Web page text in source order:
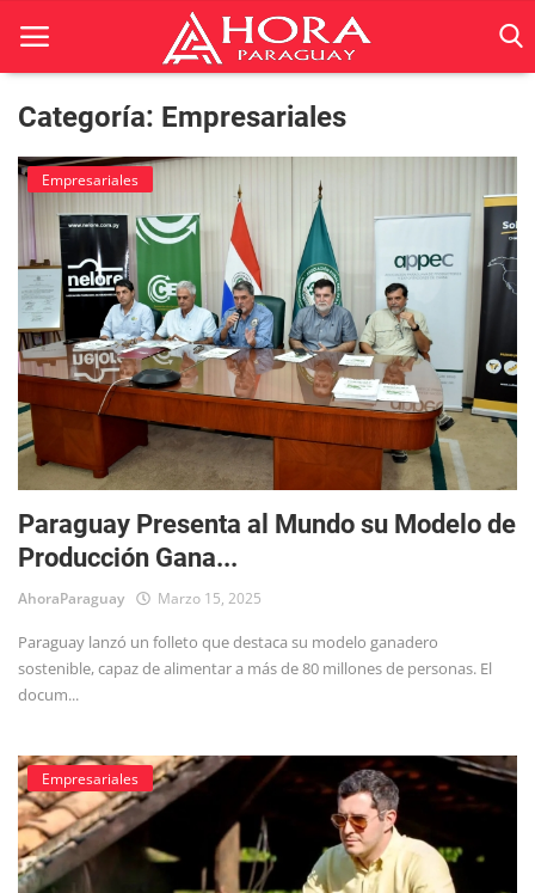
Inicio
ACTUALIDAD
BELLEZA
Ciencia
Deportes
Economía
Espetáculos
Negocios
Categoría: Empresariales
Empresariales
Paraguay Presenta al Mundo su Modelo de
Producción Gana...
AhoraParaguay Marzo 15, 2025
Paraguay lanzó un folleto que destaca su modelo ganadero
sostenible, capaz de alimentar a más de 80 millones de personas. El
docum...
Empresariales